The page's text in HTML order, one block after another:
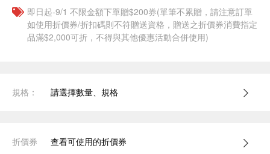
即日起-9/1 不限金額下單贈$200券(單筆不累贈，請注意訂單
如使用折價券/折扣碼則不符贈送資格，贈送之折價券消費指定
品滿$2,000可折，不得與其他優惠活動合併使用)
規格： 請選擇數量、規格
折價券 查看可使用的折價券